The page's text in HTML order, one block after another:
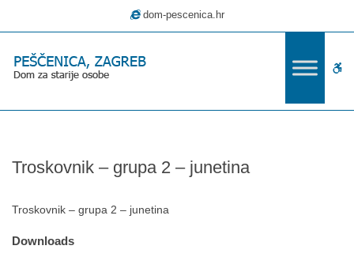
grupa
dom-pescenica.hr
Troskovnik – grupa 2 – junetina
Troskovnik – grupa 2 – junetina
Downloads